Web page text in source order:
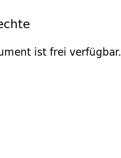
ist frei verfügbar.